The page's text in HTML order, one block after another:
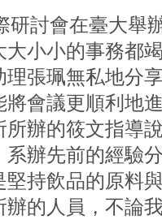
研討會在臺大舉
大小小的事務都
理張珮無私地分
將會議更順利地
所辦的筱文指導
系辦先前的經驗
堅持飲品的原料
辦的人員，不論